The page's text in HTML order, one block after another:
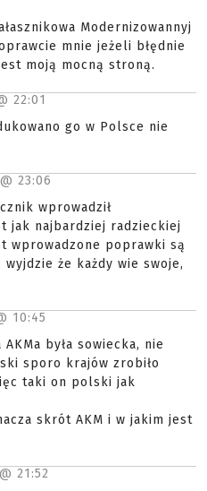
Modernizowannyj
mnie jeżeli błędnie
moją mocną stroną.
22:01
go w Polsce nie
23:06
wprowadził
jak najbardziej radzieckiej
wprowadzone poprawki są
że każdy wie swoje,
10:45
była sowiecka, nie
sporo krajów zrobiło
taki on polski jak
skrót AKM i w jakim jest
21:52